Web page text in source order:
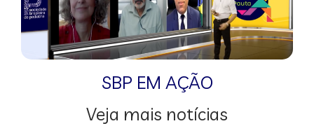
SBP EM AÇÃO
Veja mais notícias